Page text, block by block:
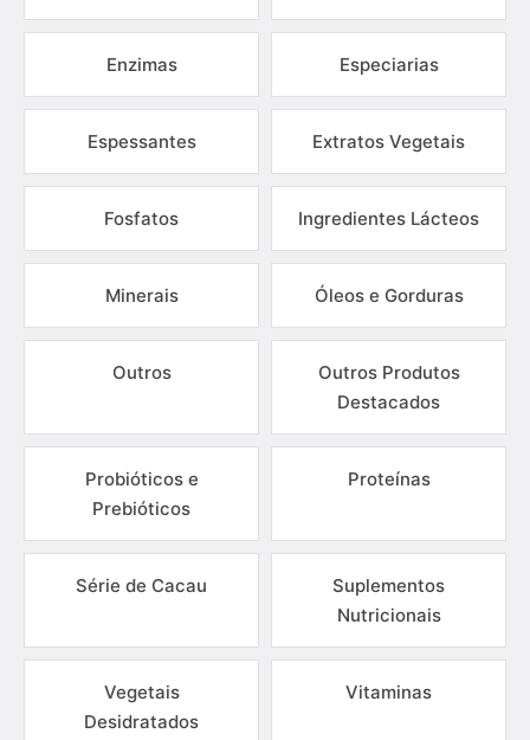
Enzimas Especiarias
Espessantes Extratos Vegetais
Fosfatos Ingredientes Lácteos
Minerais Óleos e Gorduras
Outros
Outros Produtos
Destacados
Probióticos e
Prebióticos
Proteínas
Série de Cacau
Suplementos
Nutricionais
Vegetais
Desidratados
Vitaminas